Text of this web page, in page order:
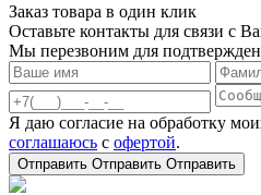
Заказ товара в один клик
Оставьте контакты для связи с
Мы перезвоним для
Я даю согласие на обработку
соглашаюсь с офертой.
Отправить Отправить Отправить